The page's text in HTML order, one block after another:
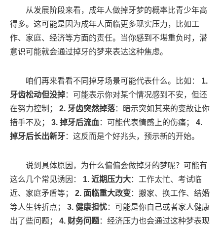
从发展阶段来看，成年人做掉牙梦的概率比青少年高
得多。这可能是因为成年人面临更多现实压力，比如工
作、家庭、经济等方面的责任。当你感到不堪重负时，潜
意识可能就会通过掉牙的梦来表达这种焦虑。
咱们再来看看不同掉牙场景可能代表什么。比如： 1.
牙齿松动但没掉：可能表示你对某个情况感到不安，但还
在努力控制； 2. 牙齿突然掉落：暗示突如其来的变故让你
措手不及； 3. 掉牙后流血 ：可能代表情感上的伤痛； 4.
掉牙后长出新牙：这反而是个好兆头，预示新的开始。
说到具体原因，为什么偏偏会做掉牙的梦呢？可能有
这么几个常见诱因： 1. 近期压力大：工作太忙、考试临
近、家庭矛盾等； 2. 面临重大改变：搬家、换工作、结婚
等人生转折点； 3. 健康担忧：可能是你自己或者家人健康
出了些问题； 4. 财务问题：经济压力也会通过这种梦表现